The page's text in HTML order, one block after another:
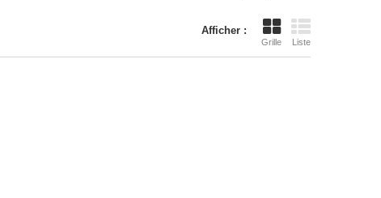
Afficher :
Grille Liste